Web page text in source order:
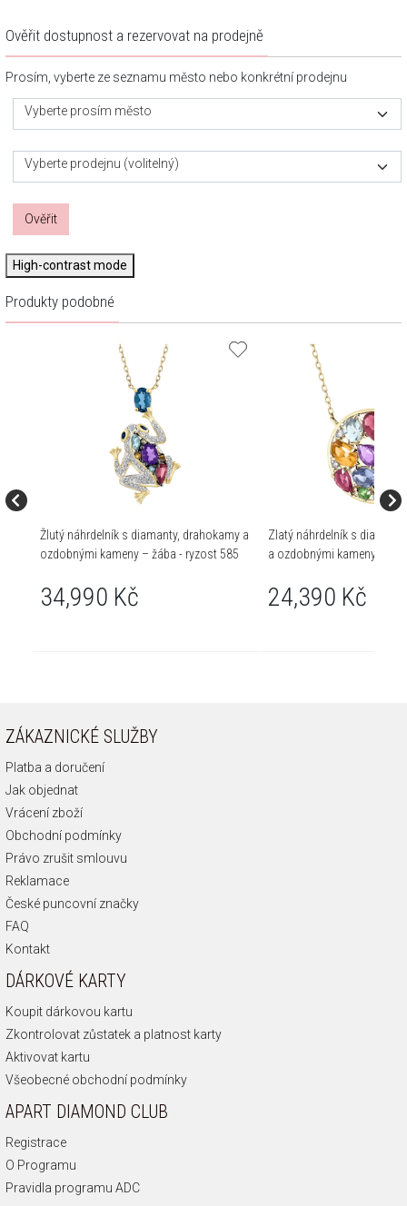
Ověřit dostupnost a rezervovat na prodejně
Prosím, vyberte ze seznamu město nebo konkrétní prodejnu
Vyberte prosím město
Vyberte prodejnu (volitelný)
Ověřit
High-contrast mode
Produkty podobné
Žlutý náhrdelník s diamanty, drahokamy a
ozdobnými kameny – žába - ryzost 585
34,990 Kč
Zlatý náhrdelník s
a ozdobnými kameny -
24,390 Kč
ZÁKAZNICKÉ SLUŽBY
Platba a doručení
Jak objednat
Vrácení zboží
Obchodní podmínky
Právo zrušit smlouvu
Reklamace
České puncovní značky
FAQ
Kontakt
DÁRKOVÉ KARTY
Koupit dárkovou kartu
Zkontrolovat zůstatek a platnost karty
Aktivovat kartu
Všeobecné obchodní podmínky
APART DIAMOND CLUB
Registrace
O Programu
Pravidla programu ADC